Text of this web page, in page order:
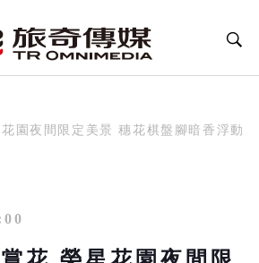
園夜間限定美景 穗花棋盤腳暗香浮動